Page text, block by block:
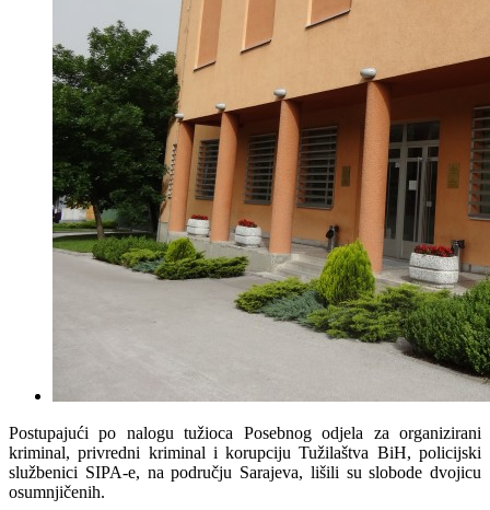
Postupajući po nalogu tužioca Posebnog odjela za organizirani
kriminal, privredni kriminal i korupciju Tužilaštva BiH, policijski
službenici SIPA-e, na području Sarajeva, lišili su slobode dvojicu
osumnjičenih.